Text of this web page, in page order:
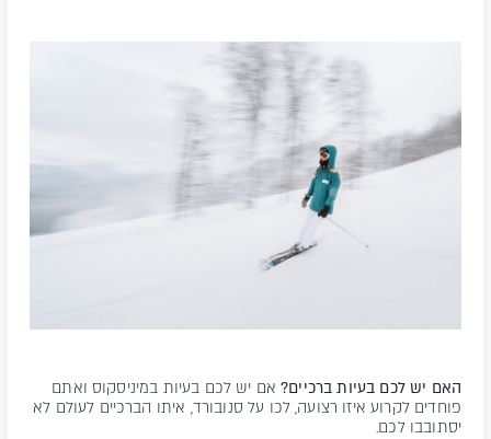
האם יש לכם בעיות ברכיים?אם יש לכם בעיות במיניסקוס ואתם
פוחדים לקרוע איזו רצועה, לכו על סנובורד, איתו הברכיים לעולם לא
יסתובבו לכם.